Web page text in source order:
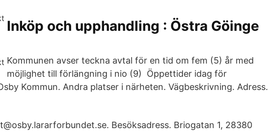
Inköp och upphandling : Östra Göinge
Kommunen avser teckna avtal för en tid om fem (5) år med
möjlighet till förlängning i nio (9) Öppettider idag för
Kommun. Andra platser i närheten. Vägbeskrivning. Adress.
Besöksadress. Briogatan 1, 28380